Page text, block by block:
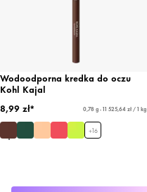
Wodoodporna kredka do oczu
Kohl Kajal
8,99 zł*
0,78 g - 11 525,64 zł / 1 kg
+16